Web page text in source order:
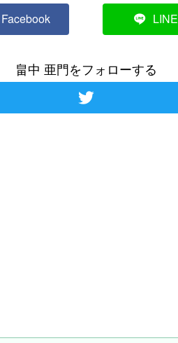
Facebook LINE
畠中 亜門をフォローする